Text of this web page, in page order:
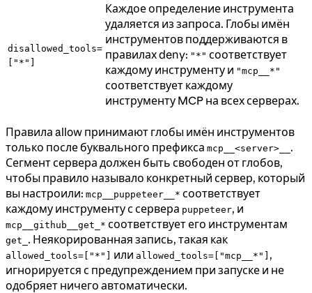
disallowed_tools=
["*"]
Каждое определение инструмента
удаляется из запроса. Глобы имён
инструментов поддерживаются в
правилах deny: "*" соответствует
каждому инструменту и "mcp__*"
соответствует каждому
инструменту MCP на всех серверах.
Правила allow принимают глобы имён инструментов
только после буквального префикса mcp__<server>__ .
Сегмент сервера должен быть свободен от глобов,
чтобы правило называло конкретный сервер, который
вы настроили: mcp__puppeteer__* соответствует
каждому инструменту с сервера puppeteer, и
mcp__github__get_* соответствует его инструментам
get_ . Неякорированная запись, такая как
allowed_tools=["*"] или allowed_tools=["mcp__*"] ,
игнорируется с предупреждением при запуске и не
одобряет ничего автоматически.